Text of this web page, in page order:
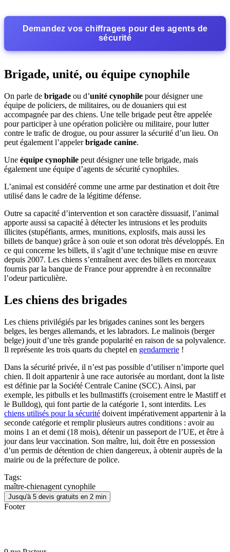
Demandez vos chiffrages pour des agents de
sécurité
Brigade, unité, ou équipe cynophile
On parle de brigade ou d’unité cynophile pour désigner une
équipe de policiers, de militaires, ou de douaniers qui est
accompagnée par des chiens. Une telle brigade peut être appelée
pour participer à une opération policière ou militaire, pour lutter
contre le trafic de drogue, ou pour assurer la sécurité d’un lieu. On
peut également l’appelerbrigade canine.
Une équipe cynophile peut désigner une telle brigade, mais
également une équipe d’agents de sécurité cynophiles.
L’animal est considéré comme une arme par destination et doit être
utilisé dans le cadre de la légitime défense.
Outre sa capacité d’intervention et son caractère dissuasif, l’animal
apporte aussi sa capacité à détecter les intrusions et les produits
illicites (stupéfiants, armes, munitions, explosifs, mais aussi les
billets de banque) grâce à son ouïe et son odorat très développés. En
ce qui concerne les billets, il s’agit d’une technique mise en œuvre
depuis 2007. Les chiens s’entraînent avec des billets en morceaux
fournis par la banque de France pour apprendre à en reconnaître
l’odeur particulière.
Les chiens des brigades
Les chiens privilégiés par les brigades canines sont les bergers
belges, les berges allemands, et les labradors. Le malinois (berger
belge) jouit d’une très grande popularité en raison de sa polyvalence.
Il représente les trois quarts du cheptel en gendarmerie !
Dans la sécurité privée, il n’est pas possible d’utiliser n’importe quel
chien. Il doit appartenir à une race autorisée au mordant, dont la liste
est définie par la Société Centrale Canine (SCC). Ainsi, par
exemple, les pitbulls et les bullmastiffs (croisement entre le Mastiff et
le Bulldog), qui font partie de la catégorie 1, sont interdits. Les
chiens utilisés pour la sécurité doivent impérativement appartenir à la
seconde catégorie et remplir plusieurs autres conditions : avoir au
moins 1 an et demi (18 mois), détenir un passeport de l’UE, et être à
jour dans leur vaccination. Son maître, lui, doit être en possession
d’un permis de détention de chien dangereux, à obtenir auprès de la
mairie ou de la préfecture de police.
Tags:
maître-chienagent cynophile
Jusqu'à 5 devis gratuits en 2 min
Footer